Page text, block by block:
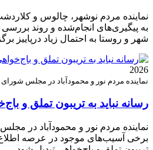
نماینده مردم نوشهر، چالوس و
به پیگیری‌های انجام‌شده و روند
شهر و روستا به احتمال زیاد درپاییز
2026
نماینده مردم نور و محمودآباد در مجلس
رسانه نباید به تریبون تملق و
نماینده مردم نور و محمودآباد در مجلس
برخی آسیب‌های موجود در عرصه